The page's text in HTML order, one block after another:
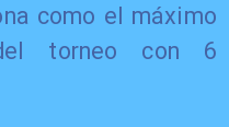
como el máximo
torneo con 6